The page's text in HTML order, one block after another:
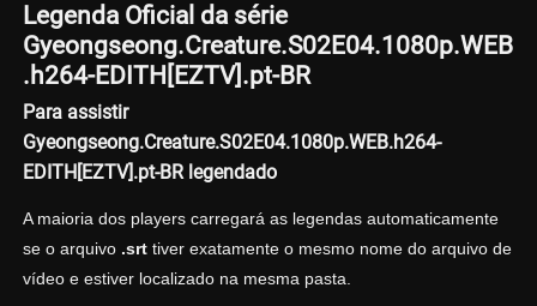
Legenda Oficial da série
Gyeongseong.Creature.S02E04.1080p.WEB
.h264-EDITH[EZTV].pt-BR
Para assistir
Gyeongseong.Creature.S02E04.1080p.WEB.h264-
EDITH[EZTV].pt-BR legendado
A maioria dos players carregará as legendas automaticamente
se o arquivo .srttiver exatamente o mesmo nome do arquivo de
vídeo e estiver localizado na mesma pasta.